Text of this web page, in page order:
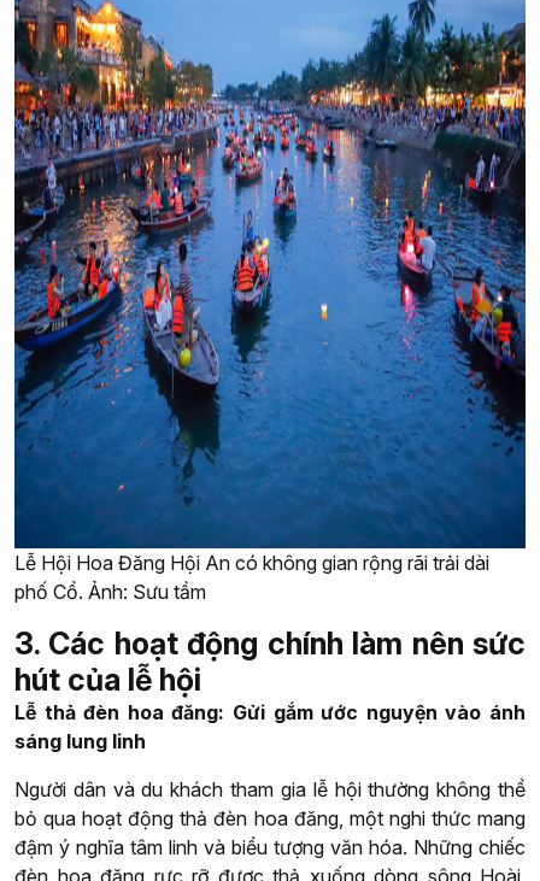
Lễ Hội Hoa Đăng Hội An có không gian rộng rãi trải dài
phố Cổ. Ảnh: Sưu tầm
3. Các hoạt động chính làm nên sức
hút của lễ hội
Lễ thả đèn hoa đăng: Gửi gắm ước nguyện vào ánh
sáng lung linh
Người dân và du khách tham gia lễ hội thường không thể
bỏ qua hoạt động thả đèn hoa đăng, một nghi thức mang
đậm ý nghĩa tâm linh và biểu tượng văn hóa. Những chiếc
đèn hoa đăng rực rỡ được thả xuống dòng sông Hoài,